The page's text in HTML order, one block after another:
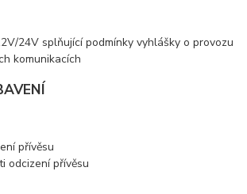
24V splňující podmínky vyhlášky o provozu
komunikacích
přívěsu
odcizenípřívěsu